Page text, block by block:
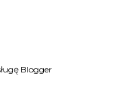
Blogger